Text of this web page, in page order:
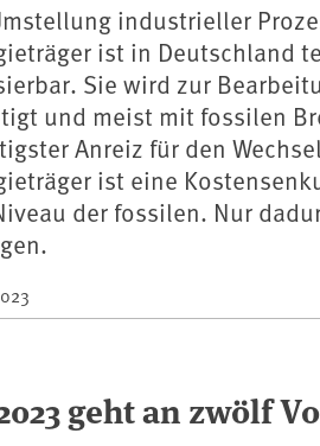
industrieller
ist in Deutschland
Sie wird zur
und meist mit fossilen
Anreiz für den
ist eine
der fossilen. Nur
geht an zwölf